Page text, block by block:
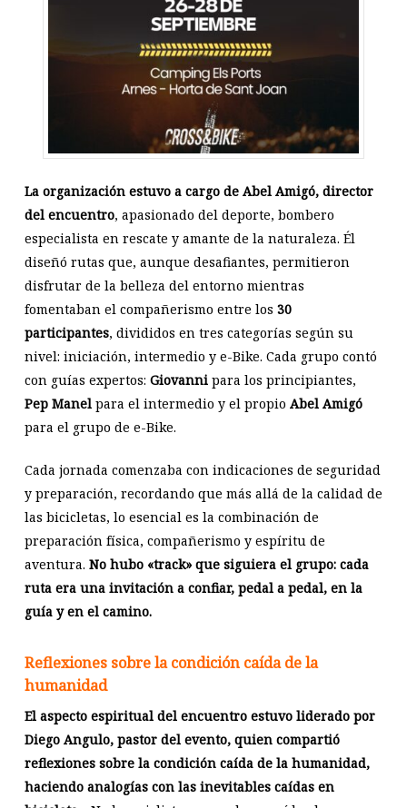
La organización estuvo a cargo de Abel Amigó, director
del encuentro, apasionado del deporte, bombero
especialista en rescate y amante de la naturaleza. Él
diseñó rutas que, aunque desafiantes, permitieron
disfrutar de la belleza del entorno mientras
fomentaban el compañerismo entre los 30
participantes, divididos en tres categorías según su
nivel: iniciación, intermedio y e-Bike. Cada grupo contó
con guías expertos: Giovannipara los principiantes,
Pep Manelpara el intermedio y el propio Abel Amigó
para el grupo de e-Bike.
Cada jornada comenzaba con indicaciones de seguridad
y preparación, recordando que más allá de la calidad de
las bicicletas, lo esencial es la combinación de
preparación física, compañerismo y espíritu de
aventura. No hubo «track» que siguiera el grupo: cada
ruta era una invitación a confiar, pedal a pedal, en la
guía y en el camino.
Reflexiones sobre la condición caída de la
humanidad
El aspecto espiritual del encuentro estuvo liderado por
Diego Angulo, pastor del evento, quien compartió
reflexiones sobre la condición caída de la humanidad,
haciendo analogías con las inevitables caídas en